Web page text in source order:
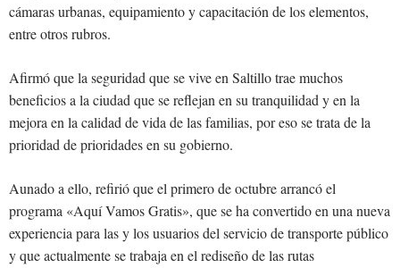
cámaras urbanas, equipamiento y capacitación de los elementos,
entre otros rubros.
Afirmó que la seguridad que se vive en Saltillo trae muchos
beneficios a la ciudad que se reflejan en su tranquilidad y en la
mejora en la calidad de vida de las familias, por eso se trata de la
prioridad de prioridades en su gobierno.
Aunado a ello, refirió que el primero de octubre arrancó el
programa «Aquí Vamos Gratis», que se ha convertido en una nueva
experiencia para las y los usuarios del servicio de transporte público
y que actualmente se trabaja en el rediseño de las rutas